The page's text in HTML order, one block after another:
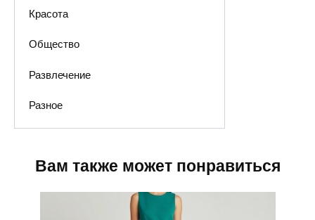
Красота
Общество
Развлечение
Разное
Вам также может понравиться